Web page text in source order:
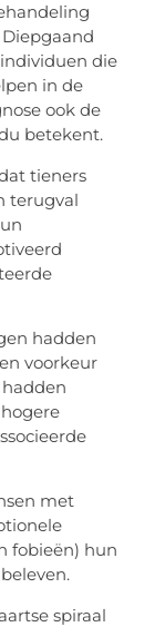
die
in de
ook de
betekent.
tieners
terugval
hadden
voorkeur
met
fobieën) hun
spiraal